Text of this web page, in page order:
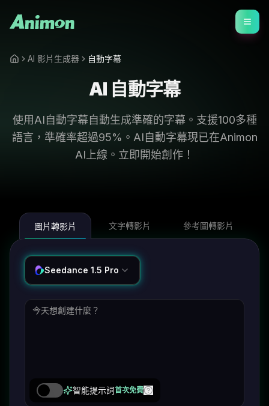
AI 影片生成器 自動字幕
AI 自動字幕
使用AI自動字幕自動生成準確的字幕。支援100多種
語言，準確率超過95%。AI自動字幕現已在Animon
AI上線。立即開始創作！
圖片轉影片 文字轉影片 參考圖轉影片
Seedance 1.5 Pro
智能提示詞首次免費